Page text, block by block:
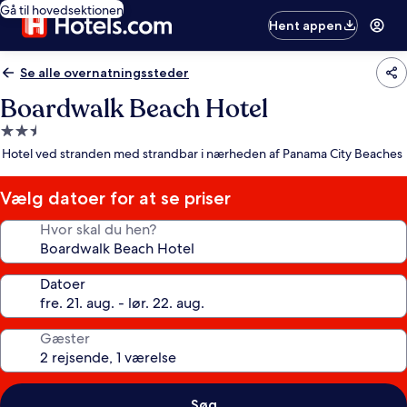
Gå til hovedsektionen
Hent appen
Se alle overnatningssteder
Boardwalk Beach Hotel
2.5-
stjernet
Hotel ved stranden med strandbar i nærheden af Panama City Beaches
Vælg datoer for at se priser
Hvor skal du hen?
Datoer
Gæster